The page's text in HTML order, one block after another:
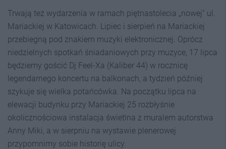
Trwają też wydarzenia w ramach piętnastolecia „nowej” ul.
Mariackiej w Katowicach. Lipiec i sierpień na Mariackiej
przebiegną pod znakiem muzyki elektronicznej. Oprócz
niedzielnych spotkań śniadaniowych przy muzyce, 17 lipca
będziemy gościć Dj Feel-Xa (Kaliber 44) w rocznicę
legendarnego koncertu na balkonach, a tydzień później
szykuje się wielka potańcówka. Na początku lipca na
elewacji budynku przy Mariackiej 25 rozbłyśnie
okolicznościowa instalacja świetlna z muralem autorstwa
Anny Miki, a w sierpniu na wystawie plenerowej
przypomnimy sobie historię ulicy.